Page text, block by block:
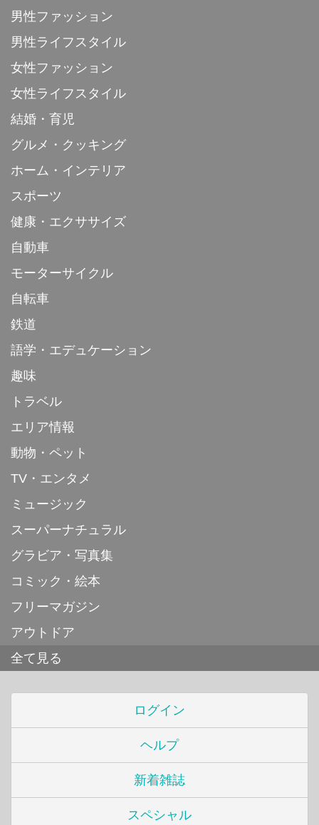
男性ファッション
男性ライフスタイル
女性ファッション
女性ライフスタイル
結婚・育児
グルメ・クッキング
ホーム・インテリア
スポーツ
健康・エクササイズ
自動車
モーターサイクル
自転車
鉄道
語学・エデュケーション
趣味
トラベル
エリア情報
動物・ペット
TV・エンタメ
ミュージック
スーパーナチュラル
グラビア・写真集
コミック・絵本
フリーマガジン
アウトドア
全て見る
ログイン
ヘルプ
新着雑誌
スペシャル